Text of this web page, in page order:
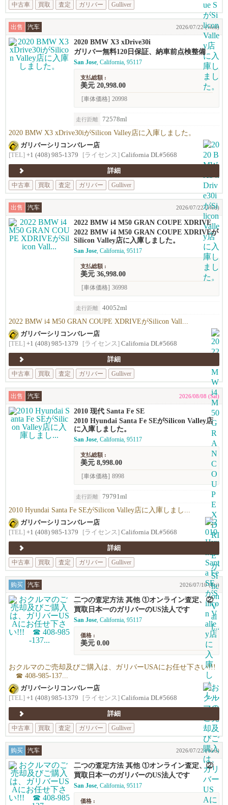
中古車
買取 査定 ガリバー Gulliver
出售 汽车 2026/07/22 (Wed)
2020 BMW X3 xDrive30i
ガリバー無料120日保証、納車前点検整備
San Jose, California, 95117
支払総額 :
美元 20,998.00
[車体価格] 20998
走行距離 72578ml
2020 BMW X3 xDrive30iがSilicon Valley店に入庫しました。
ガリバーシリコンバレー店
[TEL] +1 (408) 985-1379 [ライセンス] California DL#5668
詳細
中古車
買取 査定 ガリバー Gulliver
出售 汽车 2026/07/22 (Wed)
2022 BMW i4 M50 GRAN COUPE XDRIVE
2022 BMW i4 M50 GRAN COUPE XDRIVEが
Silicon Valley店に入庫しました。
San Jose, California, 95117
支払総額 :
美元 36,998.00
[車体価格] 36998
走行距離 40052ml
2022 BMW i4 M50 GRAN COUPE XDRIVEがSilicon Vall...
ガリバーシリコンバレー店
[TEL] +1 (408) 985-1379 [ライセンス] California DL#5668
詳細
中古車
買取 査定 ガリバー Gulliver
出售 汽车 2026/08/08 (Sat)
2010 现代 Santa Fe SE
2010 Hyundai Santa Fe SEがSilicon Valley店
に入庫しました。
San Jose, California, 95117
支払総額 :
美元 8,998.00
[車体価格] 8998
走行距離 79791ml
2010 Hyundai Santa Fe SEがSilicon Valley店に入庫しまし...
ガリバーシリコンバレー店
[TEL] +1 (408) 985-1379 [ライセンス] California DL#5668
詳細
中古車
買取 査定 ガリバー Gulliver
购买 汽车 2026/07/10 (Fri)
二つの査定方法 其他 ①オンライン査定、②
御来店査定
買取日本一のガリバーのUS法人です
San Jose, California, 95117
価格 :
美元 0.00
おクルマのご売却及びご購入は、ガリバーUSAにお任せ下さい!!!
☎ 408-985-137...
ガリバーシリコンバレー店
[TEL] +1 (408) 985-1379 [ライセンス] California DL#5668
詳細
中古車
買取 査定 ガリバー Gulliver
购买 汽车 2026/07/22 (Wed)
二つの査定方法 其他 ①オンライン査定、②
御来店査定
買取日本一のガリバーのUS法人です
San Jose, California, 95117
価格 :